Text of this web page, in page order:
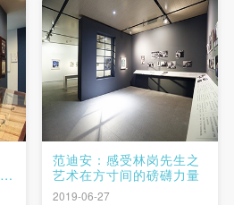
范迪安：感受林岗先生之
艺术在方寸间的磅礴力量
2019-06-27